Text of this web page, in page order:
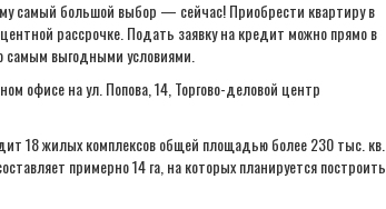
самый большой выбор — сейчас! Приобрести квартиру в
рассрочке. Подать заявку на кредит можно прямо в
самым выгодными условиями.
офисе на ул. Попова, 14, Торгово-деловой центр
18 жилых комплексов общей площадью более 230 тыс. кв.
примерно 14 га, на которых планируется построить